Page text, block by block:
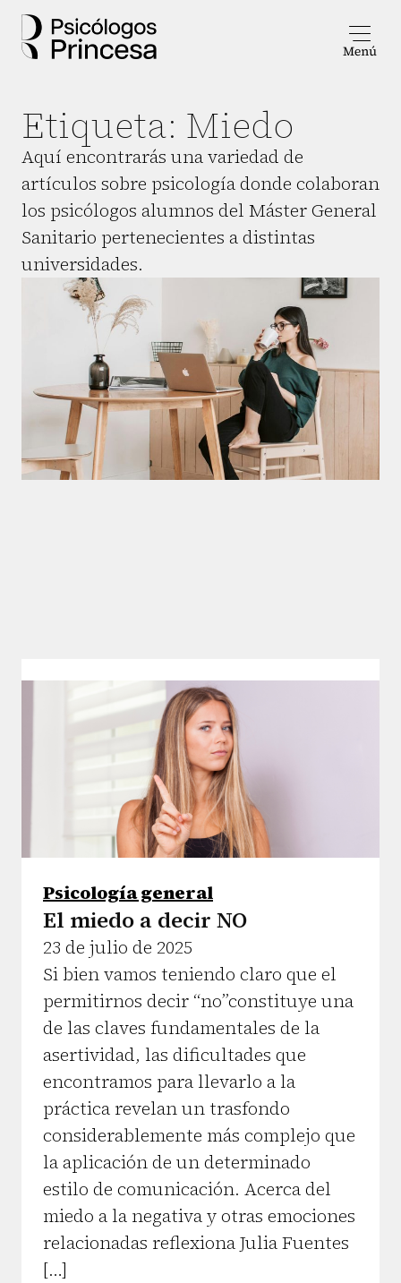
Etiqueta: Miedo
Aquí encontrarás una variedad de
artículos sobre psicología donde colaboran
los psicólogos alumnos del Máster General
Sanitario pertenecientes a distintas
universidades.
Psicología general
El miedo a decir NO
23 de julio de 2025
Si bien vamos teniendo claro que el
permitirnos decir “no”constituye una
de las claves fundamentales de la
asertividad, las dificultades que
encontramos para llevarlo a la
práctica revelan un trasfondo
considerablemente más complejo que
la aplicación de un determinado
estilo de comunicación. Acerca del
miedo a la negativa y otras emociones
relacionadas reflexiona Julia Fuentes
[…]